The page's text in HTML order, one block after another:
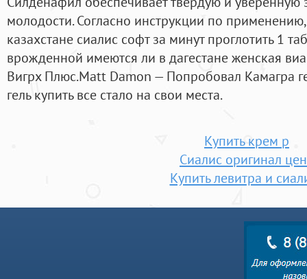
молодости. Согласно инструкции по
казахстане сиалис софт за минут проглотить 1
врожденной имеются ли в дагестане женская
Вигрх Плюс.Matt Damon — Попробовал Камагра
гель купить все стало на свои места.
Купить крем p
Сиалис оригинал
Купить левитра и